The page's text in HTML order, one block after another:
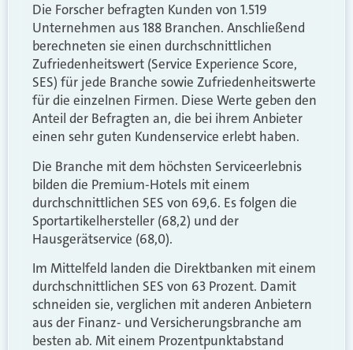
Die Forscher befragten Kunden von 1.519
Unternehmen aus 188 Branchen. Anschließend
berechneten sie einen durchschnittlichen
Zufriedenheitswert (Service Experience Score,
SES) für jede Branche sowie Zufriedenheitswerte
für die einzelnen Firmen. Diese Werte geben den
Anteil der Befragten an, die bei ihrem Anbieter
einen sehr guten Kundenservice erlebt haben.
Die Branche mit dem höchsten Serviceerlebnis
bilden die Premium-Hotels mit einem
durchschnittlichen SES von 69,6. Es folgen die
Sportartikelhersteller (68,2) und der
Hausgerätservice (68,0).
Im Mittelfeld landen die Direktbanken mit einem
durchschnittlichen SES von 63 Prozent. Damit
schneiden sie, verglichen mit anderen Anbietern
aus der Finanz- und Versicherungsbranche am
besten ab. Mit einem Prozentpunktabstand